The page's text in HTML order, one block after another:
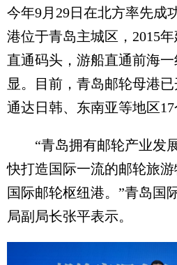
今年9月29日在北方率先成
港位于青岛主城区，2015
直通码头，游船直通前海
显。目前，青岛邮轮母港已
通达日韩、东南亚等地区17
“青岛拥有邮轮产业发展
快打造国际一流的邮轮旅
国际邮轮枢纽港。”青岛国
局副局长张平表示。